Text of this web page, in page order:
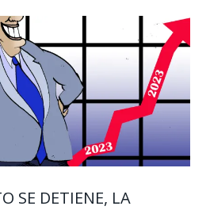
SE DETIENE, LA